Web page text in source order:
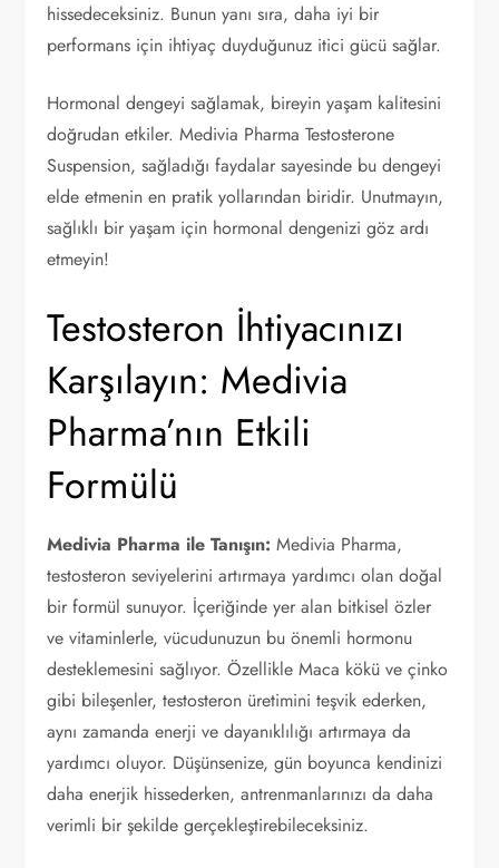
hissedeceksiniz. Bunun yanı sıra, daha iyi bir
performans için ihtiyaç duyduğunuz itici gücü sağlar.
Hormonal dengeyi sağlamak, bireyin yaşam kalitesini
doğrudan etkiler. Medivia Pharma Testosterone
Suspension, sağladığı faydalar sayesinde bu dengeyi
elde etmenin en pratik yollarından biridir. Unutmayın,
sağlıklı bir yaşam için hormonal dengenizi göz ardı
etmeyin!
Testosteron İhtiyacınızı
Karşılayın: Medivia
Pharma’nın Etkili
Formülü
Medivia Pharma ile Tanışın: Medivia Pharma,
testosteron seviyelerini artırmaya yardımcı olan doğal
bir formül sunuyor. İçeriğinde yer alan bitkisel özler
ve vitaminlerle, vücudunuzun bu önemli hormonu
desteklemesini sağlıyor. Özellikle Maca kökü ve çinko
gibi bileşenler, testosteron üretimini teşvik ederken,
aynı zamanda enerji ve dayanıklılığı artırmaya da
yardımcı oluyor. Düşünsenize, gün boyunca kendinizi
daha enerjik hissederken, antrenmanlarınızı da daha
verimli bir şekilde gerçekleştirebileceksiniz.